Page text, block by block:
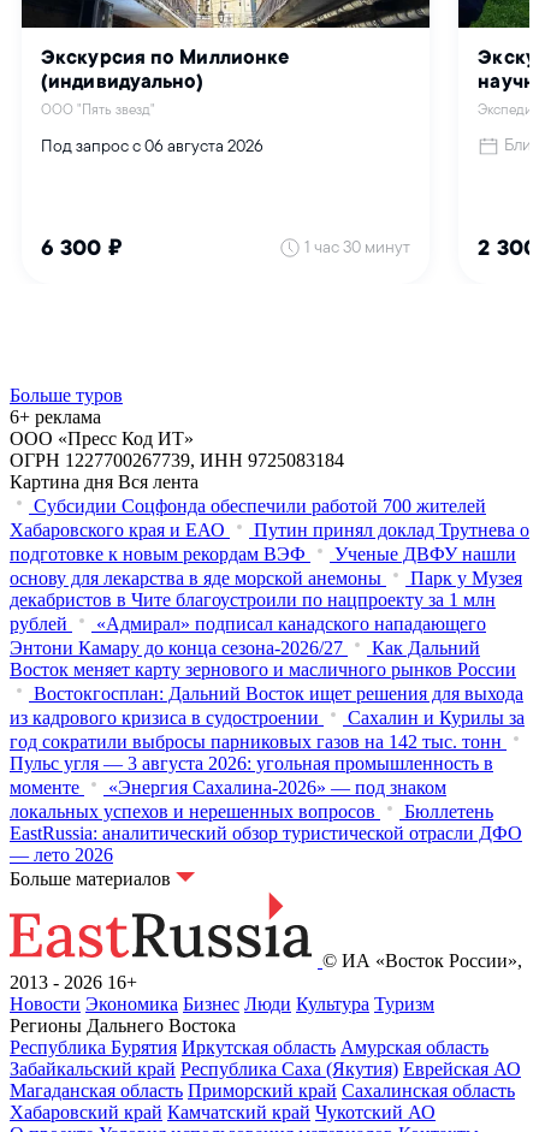
Больше туров
6+ реклама
ООО «Пресс Код ИТ»
ОГРН 1227700267739, ИНН 9725083184
Картина дня Вся лента
Субсидии Соцфонда обеспечили работой 700 жителей
Хабаровского края и ЕАО
Путин принял доклад Трутнева о
подготовке к новым рекордам ВЭФ
Ученые ДВФУ нашли
основу для лекарства в яде морской анемоны
Парк у Музея
декабристов в Чите благоустроили по нацпроекту за 1 млн
рублей
«Адмирал» подписал канадского нападающего
Энтони Камару до конца сезона-2026/27
Как Дальний
Восток меняет карту зернового и масличного рынков России
Востокгосплан: Дальний Восток ищет решения для выхода
из кадрового кризиса в судостроении
Сахалин и Курилы за
год сократили выбросы парниковых газов на 142 тыс. тонн
Пульс угля — 3 августа 2026: угольная промышленность в
моменте
«Энергия Сахалина-2026» — под знаком
локальных успехов и нерешенных вопросов
Бюллетень
EastRussia: аналитический обзор туристической отрасли ДФО
— лето 2026
Больше материалов
© ИА «Восток России»,
2013 - 2026 16+
Новости Экономика Бизнес Люди Культура Туризм
Регионы Дальнего Востока
Республика Бурятия Иркутская область Амурская область
Забайкальский край Республика Саха (Якутия) Еврейская АО
Магаданская область Приморский край Сахалинская область
Хабаровский край Камчатский край Чукотский АО